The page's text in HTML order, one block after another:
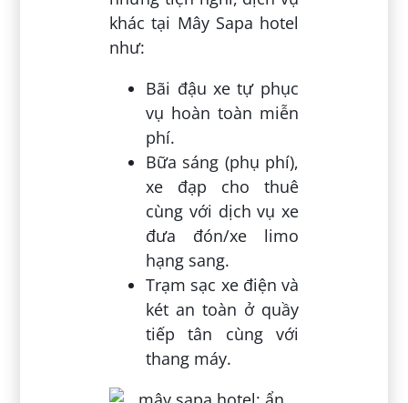
khác tại Mây Sapa hotel
như:
Bãi đậu xe tự phục
vụ hoàn toàn miễn
phí.
Bữa sáng (phụ phí),
xe đạp cho thuê
cùng với dịch vụ xe
đưa đón/xe limo
hạng sang.
Trạm sạc xe điện và
két an toàn ở quầy
tiếp tân cùng với
thang máy.